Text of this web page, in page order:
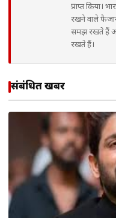
प्राप्त किया।
रखने वाले
समझ रखते हैं
रखते हैं।
संबंधित खबरें